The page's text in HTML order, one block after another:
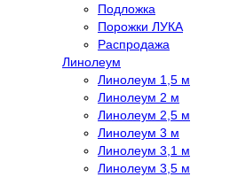
Подложка
Порожки ЛУКА
Распродажа
Линолеум
Линолеум 1,5 м
Линолеум 2 м
Линолеум 2,5 м
Линолеум 3 м
Линолеум 3,1 м
Линолеум 3,5 м